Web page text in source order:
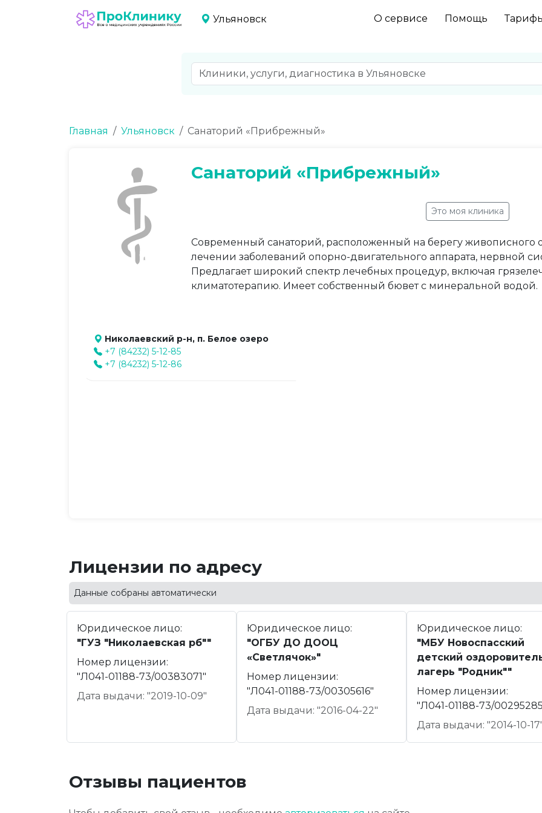
Ульяновск О сервисе Помощь
Главная Ульяновск Санаторий «Прибрежный»
Санаторий «Прибрежный»
Это моя клиника
Современный санаторий, расположенный на берегу живописного
лечении заболеваний опорно-двигательного аппарата, нервной
Предлагает широкий спектр лечебных процедур, включая
климатотерапию. Имеет собственный бювет с минеральной водой.
Николаевский р-н, п. Белое озеро
+7 (84232) 5-12-85
+7 (84232) 5-12-86
Лицензии по адресу
Данные собраны автоматически
Юридическое лицо:
"ГУЗ "Николаевская рб""
Номер лицензии:
"Л041-01188-73/00383071"
Дата выдачи: "2019-10-09"
Юридическое лицо:
"ОГБУ ДО ДООЦ
«Светлячок»"
Номер лицензии:
"Л041-01188-73/00305616"
Дата выдачи: "2016-04-22"
Юридическое лицо:
"МБУ Новоспасский
детский
лагерь "Родник""
Номер лицензии:
"Л041-01188-73/
Дата выдачи: "2014-10-
Отзывы пациентов